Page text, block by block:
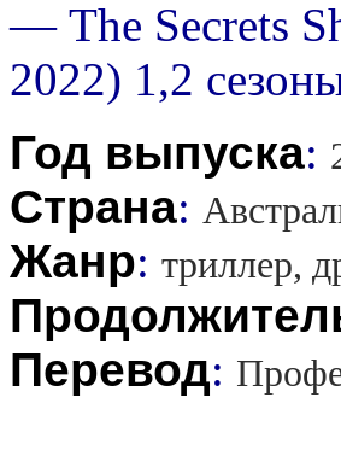
Год выпуска:
Страна:
Жанр: триллер,
Перевод: